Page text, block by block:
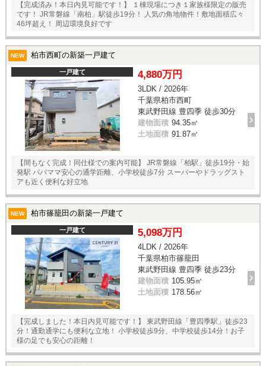
【完成済み！本日内見可能です！】 １棟現場につき１家族様限定の販売
です！ JR常磐線「南柏」駅徒歩19分！ 人気の角地物件！敷地面積広々
46坪超え！ 周辺環境良好です
NEW 柏市西町の新築一戸建て
一戸建て 4,880万円
3LDK / 2026年
千葉県柏市西町
東武野田線 豊四季 徒歩30分
建物面積 94.35㎡
土地面積 91.87㎡
【間もなく完成！同仕様での案内可能】 JR常磐線「柏駅」徒歩19分・始
発駅 パパママ安心の通学距離、小学校徒歩7分 スーパーやドラッグスト
アも近く便利な好立地
NEW 柏市篠籠田の新築一戸建て
一戸建て 5,098万円
4LDK / 2026年
千葉県柏市篠籠田
東武野田線 豊四季 徒歩23分
建物面積 105.95㎡
土地面積 178.56㎡
【完成しました！本日内見可能です！】 東武野田線「豊四季駅」徒歩23
分！通勤通学にも便利な立地！ 小学校徒歩9分、中学校徒歩14分！お子
様の足でも安心の距離！